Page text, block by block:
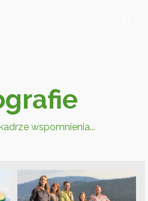
wspomnienia...